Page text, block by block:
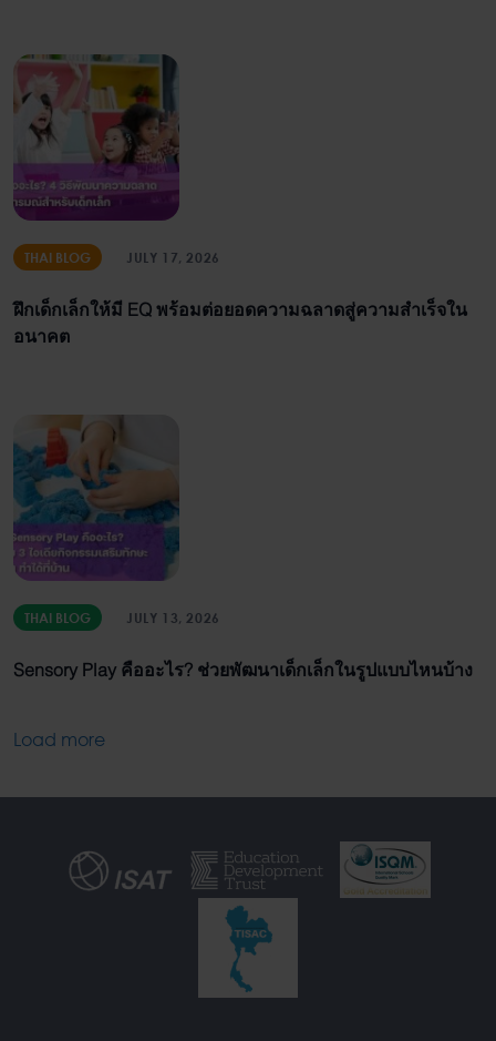
THAI BLOG JULY 17, 2026
ฝึกเด็กเล็กให้มี EQ พร้อมต่อยอดความฉลาดสู่ความสำเร็จใน
อนาคต
THAI BLOG JULY 13, 2026
Sensory Play คืออะไร? ช่วยพัฒนาเด็กเล็กในรูปแบบไหนบ้าง
Load more